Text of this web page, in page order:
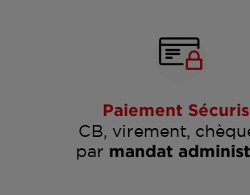
Paiement
CB, virement,
par mandat